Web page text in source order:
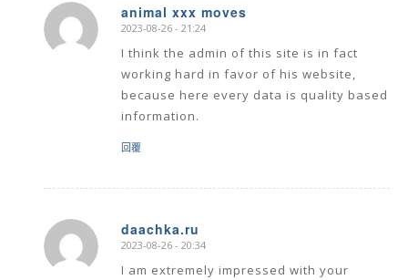
animal xxx moves
says:
2023-08-26 - 21:24
I think the admin of this site is in fact
working hard in favor of his website,
because here every data is quality based
information.
回覆
daachka.ru
says:
2023-08-26 - 20:34
I am extremely impressed with your